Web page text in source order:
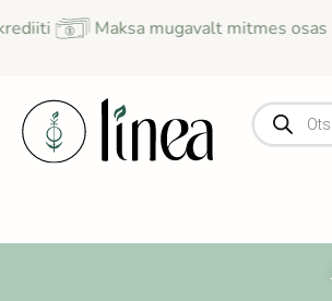
to
Maksa mugavalt mitmes osas
Products
search